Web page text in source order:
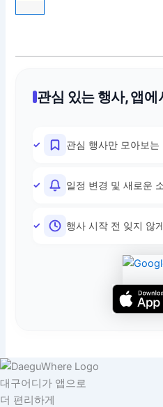
관심 있는 행사, 앱
관심 행사만 모아보는
일정 변경 및 새로운
행사 시작 전 잊지 않
대구어디가 앱으로
더 편리하게